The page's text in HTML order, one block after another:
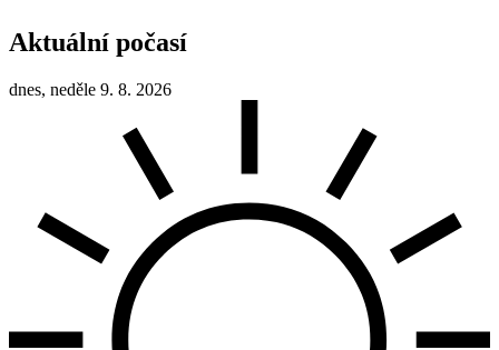
Aktuální počasí
dnes, neděle 9. 8. 2026